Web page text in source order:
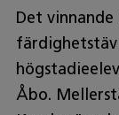
Det
Åbo.